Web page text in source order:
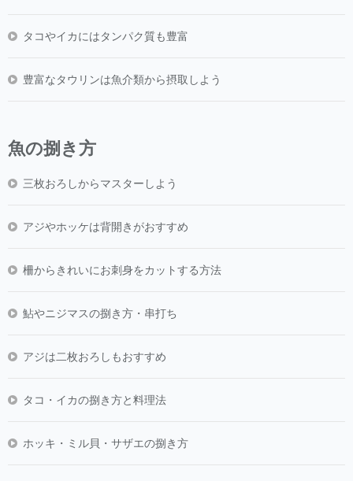
タコやイカにはタンパク質も豊富
豊富なタウリンは魚介類から摂取しよう
魚の捌き方
三枚おろしからマスターしよう
アジやホッケは背開きがおすすめ
柵からきれいにお刺身をカットする方法
鮎やニジマスの捌き方・串打ち
アジは二枚おろしもおすすめ
タコ・イカの捌き方と料理法
ホッキ・ミル貝・サザエの捌き方